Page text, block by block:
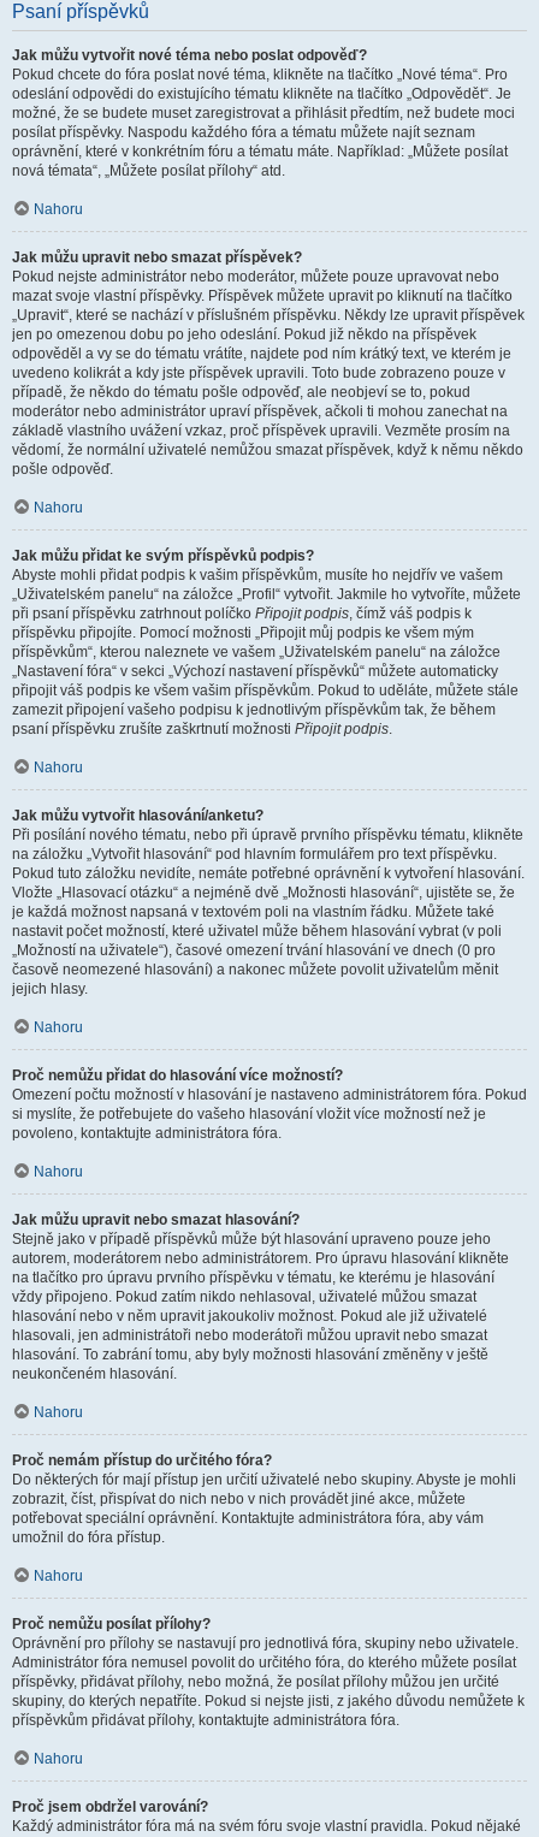
Psaní příspěvků
Jak můžu vytvořit nové téma nebo poslat odpověď?
Pokud chcete do fóra poslat nové téma, klikněte na tlačítko „Nové téma“. Pro
odeslání odpovědi do existujícího tématu klikněte na tlačítko „Odpovědět“. Je
možné, že se budete muset zaregistrovat a přihlásit předtím, než budete moci
posílat příspěvky. Naspodu každého fóra a tématu můžete najít seznam
oprávnění, které v konkrétním fóru a tématu máte. Například: „Můžete posílat
nová témata“, „Můžete posílat přílohy“ atd.
Nahoru
Jak můžu upravit nebo smazat příspěvek?
Pokud nejste administrátor nebo moderátor, můžete pouze upravovat nebo
mazat svoje vlastní příspěvky. Příspěvek můžete upravit po kliknutí na tlačítko
„Upravit“, které se nachází v příslušném příspěvku. Někdy lze upravit příspěvek
jen po omezenou dobu po jeho odeslání. Pokud již někdo na příspěvek
odpověděl a vy se do tématu vrátíte, najdete pod ním krátký text, ve kterém je
uvedeno kolikrát a kdy jste příspěvek upravili. Toto bude zobrazeno pouze v
případě, že někdo do tématu pošle odpověď, ale neobjeví se to, pokud
moderátor nebo administrátor upraví příspěvek, ačkoli ti mohou zanechat na
základě vlastního uvážení vzkaz, proč příspěvek upravili. Vezměte prosím na
vědomí, že normální uživatelé nemůžou smazat příspěvek, když k němu někdo
pošle odpověď.
Nahoru
Jak můžu přidat ke svým příspěvků podpis?
Abyste mohli přidat podpis k vašim příspěvkům, musíte ho nejdřív ve vašem
„Uživatelském panelu“ na záložce „Profil“ vytvořit. Jakmile ho vytvoříte, můžete
při psaní příspěvku zatrhnout políčko Připojit podpis, čímž váš podpis k
příspěvku připojíte. Pomocí možnosti „Připojit můj podpis ke všem mým
příspěvkům“, kterou naleznete ve vašem „Uživatelském panelu“ na záložce
„Nastavení fóra“ v sekci „Výchozí nastavení příspěvků“ můžete automaticky
připojit váš podpis ke všem vašim příspěvkům. Pokud to uděláte, můžete stále
zamezit připojení vašeho podpisu k jednotlivým příspěvkům tak, že během
psaní příspěvku zrušíte zaškrtnutí možnosti Připojit podpis.
Nahoru
Jak můžu vytvořit hlasování/anketu?
Při posílání nového tématu, nebo při úpravě prvního příspěvku tématu, klikněte
na záložku „Vytvořit hlasování“ pod hlavním formulářem pro text příspěvku.
Pokud tuto záložku nevidíte, nemáte potřebné oprávnění k vytvoření hlasování.
Vložte „Hlasovací otázku“ a nejméně dvě „Možnosti hlasování“, ujistěte se, že
je každá možnost napsaná v textovém poli na vlastním řádku. Můžete také
nastavit počet možností, které uživatel může během hlasování vybrat (v poli
„Možností na uživatele“), časové omezení trvání hlasování ve dnech (0 pro
časově neomezené hlasování) a nakonec můžete povolit uživatelům měnit
jejich hlasy.
Nahoru
Proč nemůžu přidat do hlasování více možností?
Omezení počtu možností v hlasování je nastaveno administrátorem fóra. Pokud
si myslíte, že potřebujete do vašeho hlasování vložit více možností než je
povoleno, kontaktujte administrátora fóra.
Nahoru
Jak můžu upravit nebo smazat hlasování?
Stejně jako v případě příspěvků může být hlasování upraveno pouze jeho
autorem, moderátorem nebo administrátorem. Pro úpravu hlasování klikněte
na tlačítko pro úpravu prvního příspěvku v tématu, ke kterému je hlasování
vždy připojeno. Pokud zatím nikdo nehlasoval, uživatelé můžou smazat
hlasování nebo v něm upravit jakoukoliv možnost. Pokud ale již uživatelé
hlasovali, jen administrátoři nebo moderátoři můžou upravit nebo smazat
hlasování. To zabrání tomu, aby byly možnosti hlasování změněny v ještě
neukončeném hlasování.
Nahoru
Proč nemám přístup do určitého fóra?
Do některých fór mají přístup jen určití uživatelé nebo skupiny. Abyste je mohli
zobrazit, číst, přispívat do nich nebo v nich provádět jiné akce, můžete
potřebovat speciální oprávnění. Kontaktujte administrátora fóra, aby vám
umožnil do fóra přístup.
Nahoru
Proč nemůžu posílat přílohy?
Oprávnění pro přílohy se nastavují pro jednotlivá fóra, skupiny nebo uživatele.
Administrátor fóra nemusel povolit do určitého fóra, do kterého můžete posílat
příspěvky, přidávat přílohy, nebo možná, že posílat přílohy můžou jen určité
skupiny, do kterých nepatříte. Pokud si nejste jisti, z jakého důvodu nemůžete k
příspěvkům přidávat přílohy, kontaktujte administrátora fóra.
Nahoru
Proč jsem obdržel varování?
Každý administrátor fóra má na svém fóru svoje vlastní pravidla. Pokud nějaké